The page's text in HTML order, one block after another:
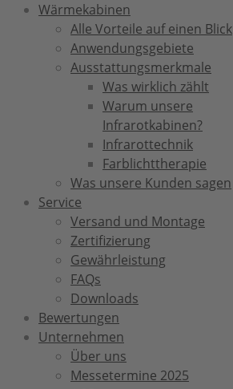
Wärmekabinen
Alle Vorteile auf einen Blick
Anwendungsgebiete
Ausstattungsmerkmale
Was wirklich zählt
Warum unsere
Infrarotkabinen?
Infrarottechnik
Farblichttherapie
Was unsere Kunden sagen
Service
Versand und Montage
Zertifizierung
Gewährleistung
FAQs
Downloads
Bewertungen
Unternehmen
Über uns
Messetermine 2025